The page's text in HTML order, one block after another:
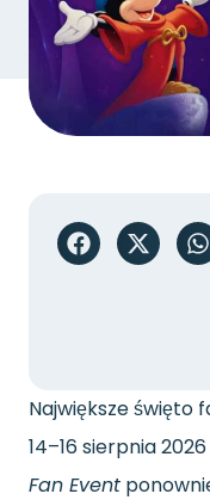
Największe święto
14–16 sierpnia
Fan Event